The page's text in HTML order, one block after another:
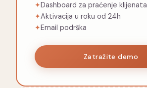
✦Dashboard za praćenje klijenata
✦Aktivacija u roku od 24h
✦Email podrška
Zatražite demo